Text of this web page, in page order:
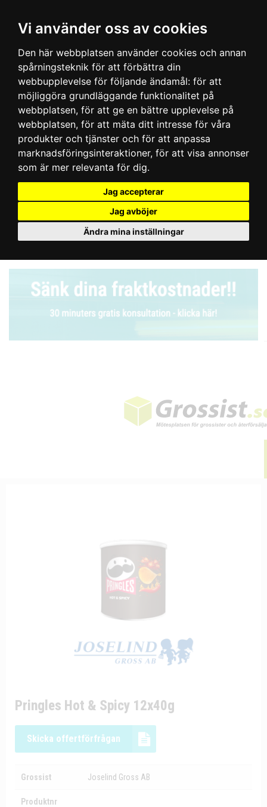
Vi använder oss av cookies
Den här webbplatsen använder cookies och annan
spårningsteknik för att förbättra din
webbupplevelse för följande ändamål: för att
möjliggöra grundläggande funktionalitet på
webbplatsen, för att ge en bättre upplevelse på
webbplatsen, för att mäta ditt intresse för våra
produkter och tjänster och för att anpassa
marknadsföringsinteraktioner, för att visa annonser
som är mer relevanta för dig.
Jag accepterar
Jag avböjer
Ändra mina inställningar
Pringles Hot & Spicy 12x40g
Skicka offertförfrågan
Grossist Joselind Gross AB
Produktnr